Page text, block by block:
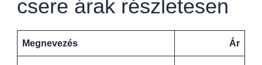
csere árak részletesen
Megnevezés Ár